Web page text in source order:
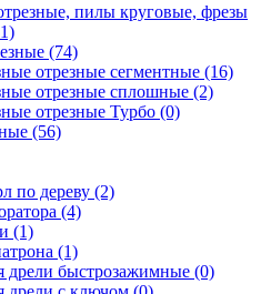
пилы круговые, фрезы
(74)
отрезные сегментные (16)
отрезные сплошные (2)
отрезные Турбо (0)
(56)
по дереву (2)
(4)
(1)
(1)
дрели быстрозажимные (0)